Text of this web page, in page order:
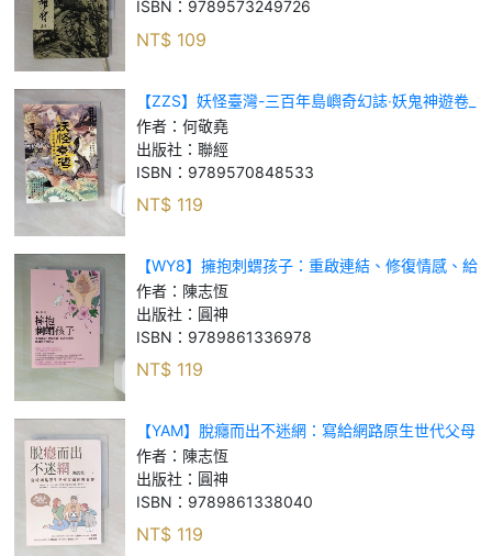
ISBN： 9789573249726
NT$ 109
【ZZS】妖怪臺灣-三百年島嶼奇幻誌‧妖鬼神遊卷_
何敬堯
作者： 何敬堯
出版社： 聯經
ISBN： 9789570848533
NT$ 119
【WY8】擁抱刺蝟孩子：重啟連結、修復情感、給
出力量的關鍵陪伴與對話_陳志恆
作者： 陳志恆
出版社： 圓神
ISBN： 9789861336978
NT$ 119
【YAM】脫癮而出不迷網：寫給網路原生世代父母
的教養書_陳志恆
作者： 陳志恆
出版社： 圓神
ISBN： 9789861338040
NT$ 119